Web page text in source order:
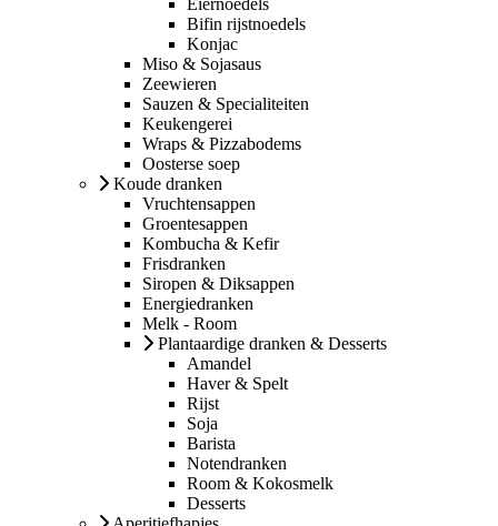
Bifin rijstnoedels
Konjac
Miso & Sojasaus
Zeewieren
Sauzen & Specialiteiten
Keukengerei
Wraps & Pizzabodems
Oosterse soep
Koude dranken
Vruchtensappen
Groentesappen
Kombucha & Kefir
Frisdranken
Siropen & Diksappen
Energiedranken
Melk - Room
Plantaardige dranken & Desserts
Amandel
Haver & Spelt
Rijst
Soja
Barista
Notendranken
Room & Kokosmelk
Desserts